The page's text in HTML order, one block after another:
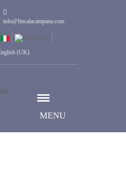
info@fincalacampana.com
MENU